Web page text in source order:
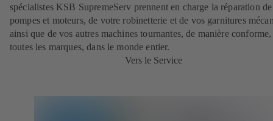
spécialistes KSB SupremeServ prennent en charge la réparation
pompes et moteurs, de votre robinetterie et de vos garnitures
ainsi que de vos autres machines tournantes, de manière
toutes les marques, dans le monde entier.
Vers le Service